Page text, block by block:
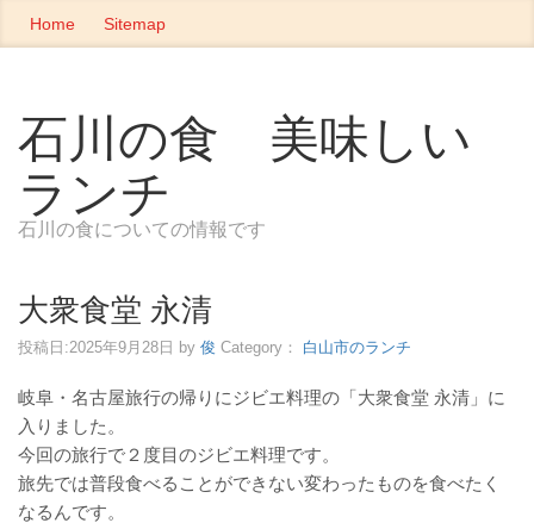
Home Sitemap
石川の食 美味しい
ランチ
石川の食についての情報です
大衆食堂 永清
投稿日:2025年9月28日 by 俊 Category： 白山市のランチ
岐阜・名古屋旅行の帰りにジビエ料理の「大衆食堂 永清」に
入りました。
今回の旅行で２度目のジビエ料理です。
旅先では普段食べることができない変わったものを食べたく
なるんです。